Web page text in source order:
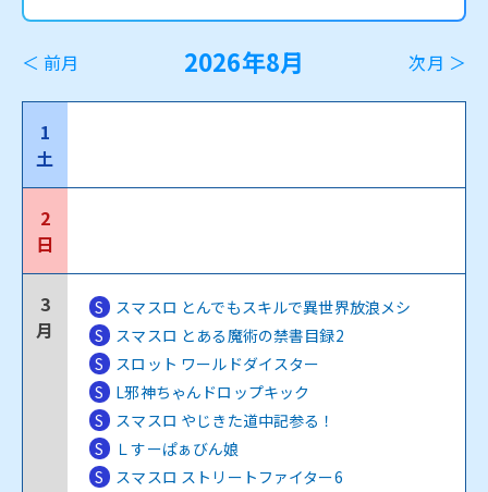
＜ 前月 2026年8月 次月 ＞
1
土
2
日
3
月
S
スマスロ とんでもスキルで異世界放浪メシ
S
スマスロ とある魔術の禁書目録2
S
スロット ワールドダイスター
S
L邪神ちゃんドロップキック
S
スマスロ やじきた道中記参る！
S
Ｌすーぱぁびん娘
S
スマスロ ストリートファイター6